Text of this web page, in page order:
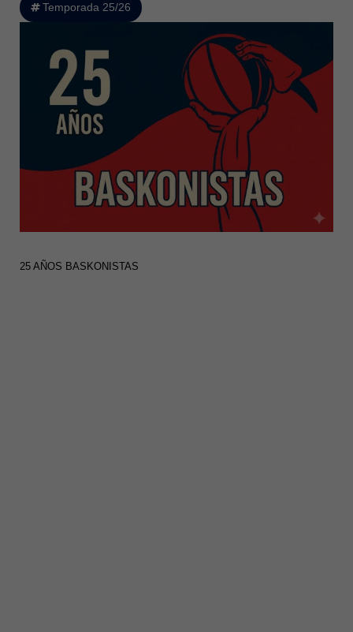
Temporada 25/26
25 AÑOS BASKONISTAS